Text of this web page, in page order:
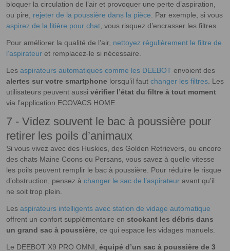
bloquer la circulation de l’air et provoquer une perte d’aspiration,
ou pire, rejeter de la poussière dans la pièce. Par exemple, si vous
aspirez de la litière pour chat, vous risquez d’encrasser les filtres.
Pour améliorer la qualité de l’air, nettoyez régulièrement le filtre de
l’aspirateur et remplacez-le si nécessaire.
Les aspirateurs automatiques comme les DEEBOT envoient des
alertes sur votre smartphone lorsqu’il faut changer les filtres. Les
utilisateurs peuvent aussi vérifier l’état du filtre à tout moment
via l’application ECOVACS HOME.
7 - Videz souvent le bac à poussière pour
retirer les poils d’animaux
Si vous vivez avec des Huskies, des Golden Retrievers, ou encore
des chats Maine Coons ou Persans, vous savez à quelle vitesse
les poils peuvent remplir le bac à poussière. Pour réduire le risque
d’obstruction, pensez à changer le sac de l’aspirateur avant qu’il
ne soit trop plein.
Les aspirateurs intelligents avec station de vidage automatique
offrent un confort supplémentaire en stockant les débris dans
un grand sac à poussière, ce qui espace les vidages manuels.
Le DEEBOT X9 PRO OMNI, équipé d’un sac à poussière de 3